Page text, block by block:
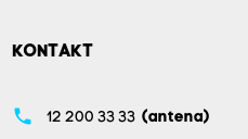
KONTAKT
phone 12 200 33 33 (antena)